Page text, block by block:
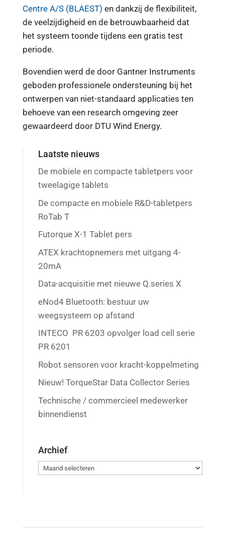
Centre A/S (BLAEST) en dankzij de flexibiliteit,
de veelzijdigheid en de betrouwbaarheid dat
het systeem toonde tijdens een gratis test
periode.
Bovendien werd de door Gantner Instruments
geboden professionele ondersteuning bij het
ontwerpen van niet-standaard applicaties ten
behoeve van een research omgeving zeer
gewaardeerd door DTU Wind Energy.
Laatste nieuws
De mobiele en compacte tabletpers voor
tweelagige tablets
De compacte en mobiele R&D-tabletpers
RoTab T
Futorque X-1 Tablet pers
ATEX krachtopnemers met uitgang 4-
20mA
Data-acquisitie met nieuwe Q.series X
eNod4 Bluetooth: bestuur uw
weegsysteem op afstand
INTECO PR 6203 opvolger load cell serie
PR 6201
Robot sensoren voor kracht-koppelmeting
Nieuw! TorqueStar Data Collector Series
Technische / commercieel medewerker
binnendienst
Archief
Archief